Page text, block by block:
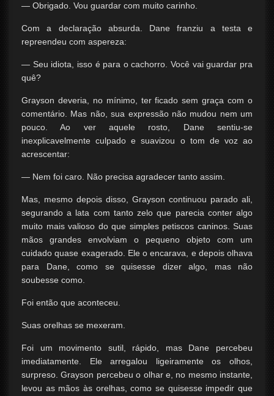
— Obrigado. Vou guardar com muito carinho.
Com a declaração absurda. Dane franziu a testa e
repreendeu com aspereza:
— Seu idiota, isso é para o cachorro. Você vai guardar pra
quê?
Grayson deveria, no mínimo, ter ficado sem graça com o
comentário. Mas não, sua expressão não mudou nem um
pouco. Ao ver aquele rosto, Dane sentiu-se
inexplicavelmente culpado e suavizou o tom de voz ao
acrescentar:
— Nem foi caro. Não precisa agradecer tanto assim.
Mas, mesmo depois disso, Grayson continuou parado ali,
segurando a lata com tanto zelo que parecia conter algo
muito mais valioso do que simples petiscos caninos. Suas
mãos grandes envolviam o pequeno objeto com um
cuidado quase exagerado. Ele o encarava, e depois olhava
para Dane, como se quisesse dizer algo, mas não
soubesse como.
Foi então que aconteceu.
Suas orelhas se mexeram.
Foi um movimento sutil, rápido, mas Dane percebeu
imediatamente. Ele arregalou ligeiramente os olhos,
surpreso. Grayson percebeu o olhar e, no mesmo instante,
levou as mãos às orelhas, como se quisesse impedir que